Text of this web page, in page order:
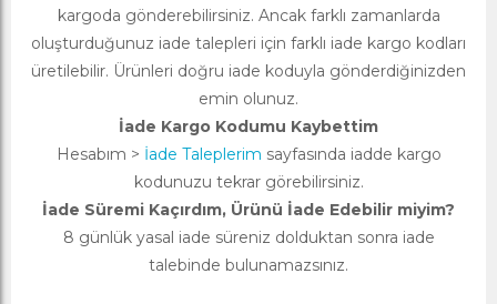
kargoda gönderebilirsiniz. Ancak farklı zamanlarda
oluşturduğunuz iade talepleri için farklı iade kargo kodları
üretilebilir. Ürünleri doğru iade koduyla gönderdiğinizden
emin olunuz.
İade Kargo Kodumu Kaybettim
Hesabım > İade Taleplerim sayfasında iadde kargo
kodunuzu tekrar görebilirsiniz.
İade Süremi Kaçırdım, Ürünü İade Edebilir miyim?
8 günlük yasal iade süreniz dolduktan sonra iade
talebinde bulunamazsınız.